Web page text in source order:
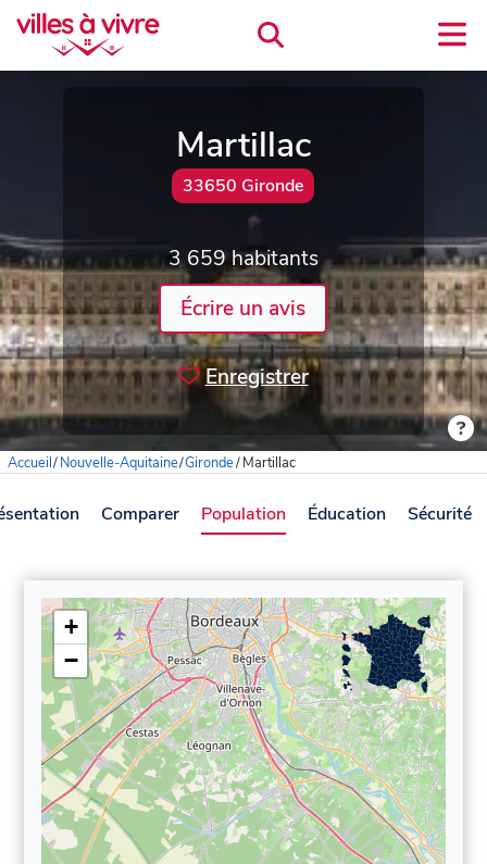
Martillac
33650 Gironde
3 659 habitants
Écrire un avis
Enregistrer
Accueil/Nouvelle-Aquitaine/Gironde/Martillac
Comparer Population Éducation Sécurité
+
−